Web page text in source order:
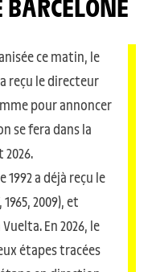
ce matin, le
reçu le directeur
pour annoncer
se fera dans la
1992 a déjà reçu le
2009), et
En 2026, le
étapes tracées